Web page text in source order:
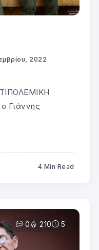
2022
Γιάννης
4 Min Read
0 210 5